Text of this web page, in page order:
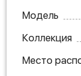
Модель
Коллекция
Место